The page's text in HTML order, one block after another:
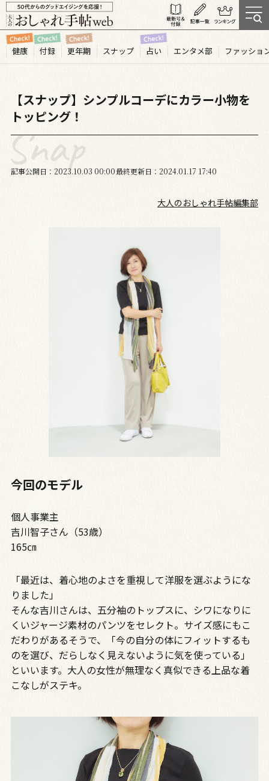
健康 付録 更年期 スナップ 占い エンタメ部 ファッショ
【スナップ】シンプルコーデにカラー小物を
トッピング！
記事公開日 2023.10 03 00:00最終更新日 2024.01.17 17:40
大人のおしゃれ手帖編集部
今回のモデル
個人事業主
吉川智子さん（53歳）
165㎝
「最近は、着心地のよさを重視して洋服を選ぶようにな
りました」
そんな吉川さんは、五分袖のトップスに、シワになりに
くいジャージ素材のパンツをセレクト。サイズ感にもこ
だわりがあるそうで、「今の自分の体にフィットするも
のを選び、だらしなく見えないように気を使っている」
といいます。大人の女性が無理なく真似できる上品な着
こなしがステキ。